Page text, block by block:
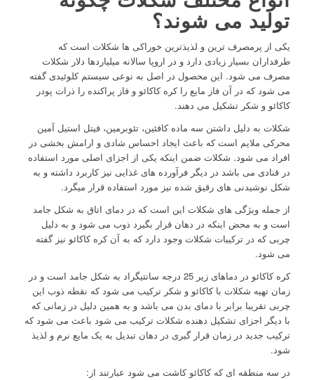
تولید می شوند؟
یکی از پرمصرف ترین و لذیذترین خوراکی ها شکلات است که
طرفداران بسیار زیادی دارد و در اروپا سالانه میلیاردها دلار شکلات
مصرف می شود. این محصول در اصل به نوعی سیستم کلوئیدی گفته
می شود که در آن فاز مایع را کره کاکائو و فاز پراکنده را ذرات پودر
کاکائو و شکر تشکیل می دهند.
شکلات به دلیل داشتن سه ماده کافئین، تئوبرمین، فیتل استیل آمین
محرکی ملایم است که باعث ایجاد احساس شادی و ارامش بخشی در
افراد می شود. شکلات ضمن اینکه یکی از اجزای اصلی مورد استفاده
در قنادی می باشد در دیگر فرآورده های غذایی نیز کاربرد داشته و به
شکل نوشیدنی های رقیق شده نیز مورد استفاده قرار میگرد.
از جمله ویژگی های شکلات این است که در دمای اتاق به شکل جامد
است و به محض اینکه در دهان قرار بگیرد ذوب می شود و به دلیل
چربی که در ترکیبات شکلات وجود دارد که به آن کره کاکائو نیز گفته
می شود.
کره کاکائو در دماهای زیر 25 درجه سانتیگراد به شکل جامد است و در
زمان تهیه شکلات با کاکائو و شکر ترکیب می شود که نقطه ذوب این
چربی تقریبا برابر با دمای بدن می باشد و به همین دلیل در زمانی که
با دیگر اجزای تشکیل دهنده شکلات ترکیب می شود باعث می شود که
ترکیب جدید در زمان قرار گیری در دهان تبدیل به یک مایع نرم و لذیذ
شود.
در سه منطقه ای که کاکائو کاشت می شود عبارتند از: